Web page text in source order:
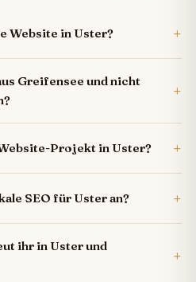
Website in Uster? +
Greifensee und nicht
+
Projekt in Uster? +
SEO für Uster an? +
ihr in Uster und
+